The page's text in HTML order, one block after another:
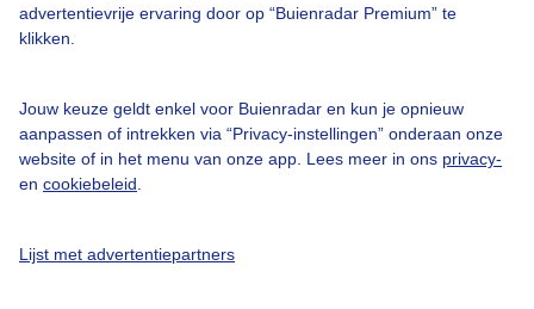
advertentievrije ervaring door op “Buienradar Premium” te
klikken.
Jouw keuze geldt enkel voor Buienradar en kun je opnieuw
aanpassen of intrekken via “Privacy-instellingen” onderaan onze
website of in het menu van onze app. Lees meer in ons privacy-
en cookiebeleid
Lijst met advertentiepartners
Contact
Adverteren
Buienradar Team
Cookie beleid